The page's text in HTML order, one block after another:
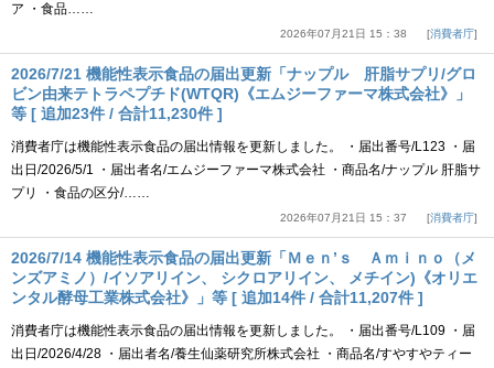
ア ・食品……
2026年07月21日 15：38 消費者庁
2026/7/21 機能性表示食品の届出更新「ナップル 肝脂サプリ/グロ
ビン由来テトラペプチド(WTQR)《エムジーファーマ株式会社》」
等 [ 追加23件 / 合計11,230件 ]
消費者庁は機能性表示食品の届出情報を更新しました。 ・届出番号/L123 ・届
出日/2026/5/1 ・届出者名/エムジーファーマ株式会社 ・商品名/ナップル 肝脂サ
プリ ・食品の区分/……
2026年07月21日 15：37 消費者庁
2026/7/14 機能性表示食品の届出更新「Ｍｅｎ’ｓ Ａｍｉｎｏ（メ
ンズアミノ）/イソアリイン、 シクロアリイン、 メチイン)《オリエ
ンタル酵母工業株式会社》」等 [ 追加14件 / 合計11,207件 ]
消費者庁は機能性表示食品の届出情報を更新しました。 ・届出番号/L109 ・届
出日/2026/4/28 ・届出者名/養生仙薬研究所株式会社 ・商品名/すやすやティー